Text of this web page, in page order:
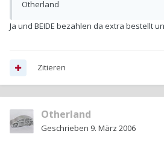
Otherland
Ja und BEIDE bezahlen da extra bestellt
Zitieren
Otherland
Geschrieben 9. März 2006